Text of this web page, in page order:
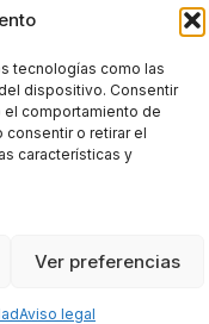
tecnologías como las
dispositivo. Consentir
comportamiento de
o retirar el
características y
Ver preferencias
Aviso legal
y de 16:30h a
- Todos los
KIT DIGITAL FINANCIADO